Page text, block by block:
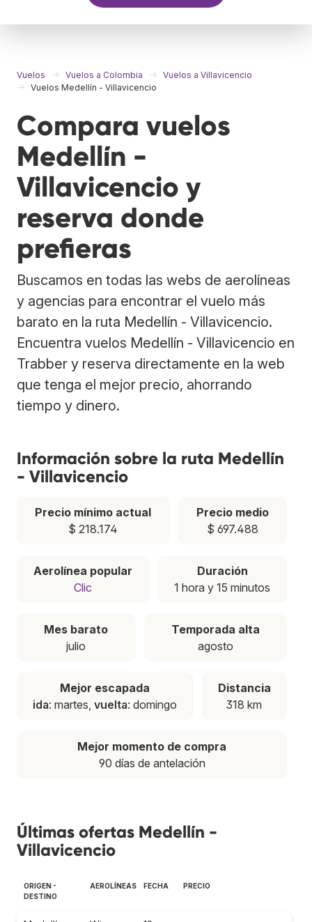
Vuelos Vuelos a Colombia
Vuelos a Villavicencio
Vuelos Medellín - Villavicencio
Compara vuelos
Medellín -
Villavicencio y
reserva donde
prefieras
Buscamos en todas las webs de aerolíneas
y agencias para encontrar el vuelo más
barato en la ruta Medellín - Villavicencio.
Encuentra vuelos Medellín - Villavicencio en
Trabber y reserva directamente en la web
que tenga el mejor precio, ahorrando
tiempo y dinero.
Información sobre la ruta Medellín
- Villavicencio
Precio mínimo actual
$ 218.174
Precio medio
$ 697.488
Aerolínea popular
Clic
Duración
1 hora y 15 minutos
Mes barato
julio
Temporada alta
agosto
Mejor escapada
ida: martes,vuelta: domingo
Distancia
318 km
Mejor momento de compra
90 días de antelación
Últimas ofertas Medellín -
Villavicencio
ORIGEN -
DESTINO
AEROLÍNEAS FECHA PRECIO